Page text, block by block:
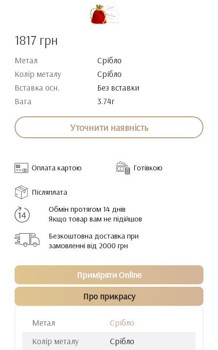
1817 грн
Метал
Срібло
Колір металу
Срібло
Вставка осн.
Без вставки
Вага
3.74г
Уточнити наявність
Оплата картою Готівкою
Післяплата
Обмін протягом 14 днів
Якщо товар вам не підійшов
Безкоштовна доставка при
замовленні від 2000 грн
Приміряти Online
Про прикрасу
Метал
Срібло
Колір металу
Срібло